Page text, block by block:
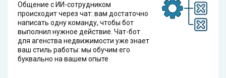
Общение с ИИ-сотрудником
происходит через чат: вам достаточно
написать одну команду, чтобы бот
выполнил нужное действие. Чат-бот
для агенства недвижимости уже знает
ваш стиль работы: мы обучим его
буквально на вашем опыте